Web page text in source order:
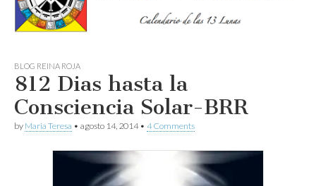
Onda
encantada
BLOG REINA ROJA
812 Dias hasta la
Consciencia Solar-BRR
by Maria Teresa • agosto 14, 2014• 4 Comments